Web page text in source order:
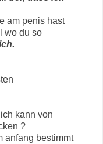
am penis hast
wo du so
kann von
?
anfang bestimmt